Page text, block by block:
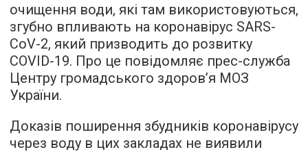
очищення води, які там використовуються,
згубно впливають на коронавірус SARS-
CoV-2, який призводить до розвитку
COVID-19. Про це повідомляє прес-служба
Центру громадського здоров’я МОЗ
України.
Доказів поширення збудників коронавірусу
через воду в цих закладах не виявили